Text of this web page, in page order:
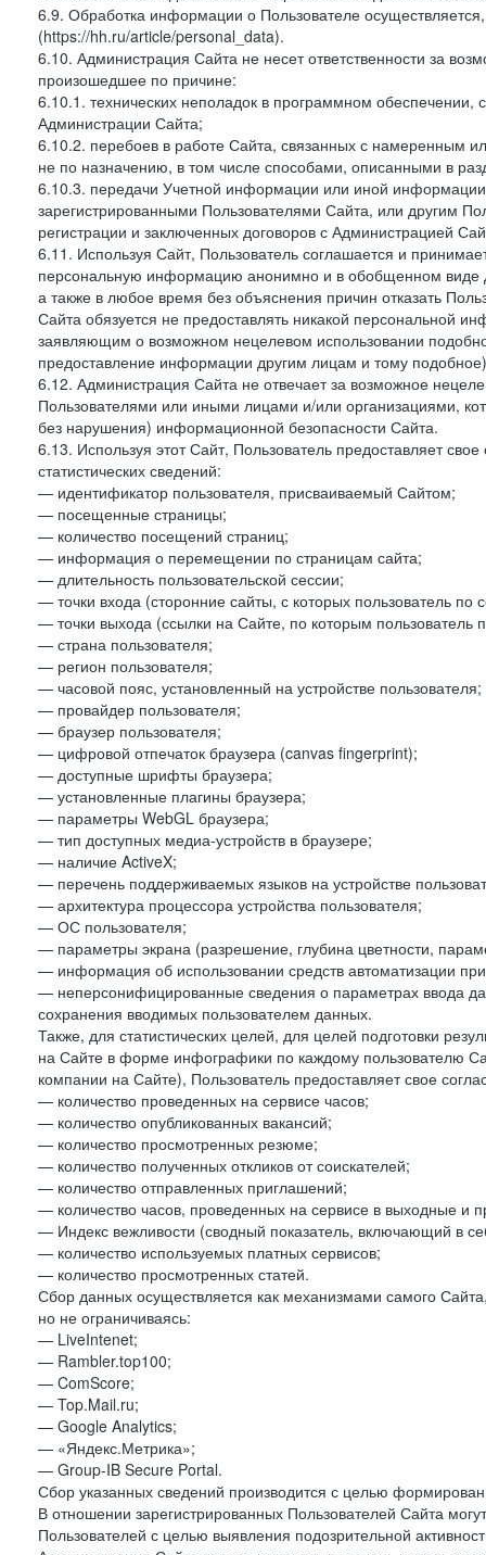
6.9. Обработка информации о Пользователе
(https://hh.ru/article/personal_data).
6.10. Администрация Сайта не несет ответственности за
произошедшее по причине:
6.10.1. технических неполадок в программном
Администрации Сайта;
6.10.2. перебоев в работе Сайта, связанных с намеренным
не по назначению, в том числе способами, описанными в
6.10.3. передачи Учетной информации или иной
зарегистрированными Пользователями Сайта, или другим
регистрации и заключенных договоров с Администрацией
6.11. Используя Сайт, Пользователь соглашается и
персональную информацию анонимно и в обобщенном виде
а также в любое время без объяснения причин отказать
Сайта обязуется не предоставлять никакой персональной
заявляющим о возможном нецелевом использовании
предоставление информации другим лицам и тому
6.12. Администрация Сайта не отвечает за возможное
Пользователями или иными лицами и/или организациями,
без нарушения) информационной безопасности Сайта.
6.13. Используя этот Сайт, Пользователь предоставляет
статистических сведений:
— идентификатор пользователя, присваиваемый Сайтом;
— посещенные страницы;
— количество посещений страниц;
— информация о перемещении по страницам сайта;
— длительность пользовательской сессии;
— точки входа (сторонние сайты, с которых пользователь по
— точки выхода (ссылки на Сайте, по которым пользователь
— страна пользователя;
— регион пользователя;
— часовой пояс, установленный на устройстве пользователя;
— провайдер пользователя;
— браузер пользователя;
— цифровой отпечаток браузера (canvas fingerprint);
— доступные шрифты браузера;
— установленные плагины браузера;
— параметры WebGL браузера;
— тип доступных медиа-устройств в браузере;
— наличие ActiveX;
— перечень поддерживаемых языков на устройстве
— архитектура процессора устройства пользователя;
— ОС пользователя;
— параметры экрана (разрешение, глубина цветности,
— информация об использовании средств автоматизации
— неперсонифицированные сведения о параметрах ввода
сохранения вводимых пользователем данных.
Также, для статистических целей, для целей подготовки
на Сайте в форме инфографики по каждому пользователю
компании на Сайте), Пользователь предоставляет свое
— количество проведенных на сервисе часов;
— количество опубликованных вакансий;
— количество просмотренных резюме;
— количество полученных откликов от соискателей;
— количество отправленных приглашений;
— количество часов, проведенных на сервисе в выходные и
— Индекс вежливости (сводный показатель, включающий в
— количество используемых платных сервисов;
— количество просмотренных статей.
Сбор данных осуществляется как механизмами самого
но не ограничиваясь:
— LiveIntenet;
— Rambler.top100;
— ComScore;
— Top.Mail.ru;
— Google Analytics;
— «Яндекс.Метрика»;
— Group-IB Secure Portal.
Сбор указанных сведений производится с целью
В отношении зарегистрированных Пользователей Сайта
Пользователей с целью выявления подозрительной